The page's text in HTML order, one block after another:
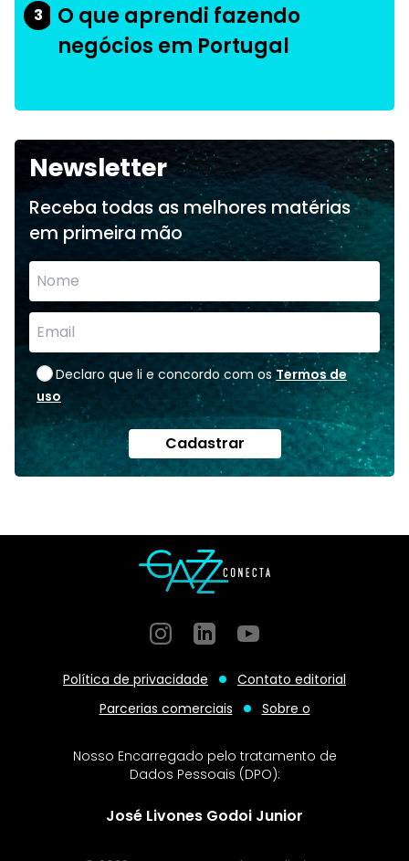
3
O que aprendi fazendo
negócios em Portugal
Newsletter
Receba todas as melhores matérias
em primeira mão
Declaro que li e concordo com os Termos de
uso
Cadastrar
InstagramGitHubGitHub
Política de privacidade
Contato editorial
Parcerias comerciais
Sobre o
Nosso Encarregado pelo tratamento de
Dados Pessoais (DPO):
José Livones Godoi Junior